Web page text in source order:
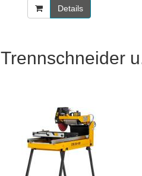
Details
Trennschneider